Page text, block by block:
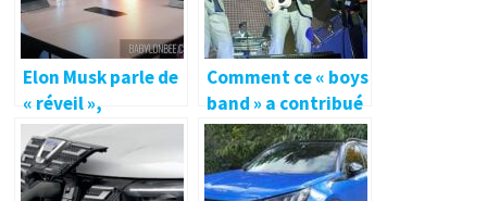
des décès sur les
routes aux États-
Unis
Elon Musk parle de
« réveil »,
d’Elizabeth
Warren, du
Metaverse et plus
Comment ce « boys
band » a contribué
au succès du
véhicule électrique
en Norvège